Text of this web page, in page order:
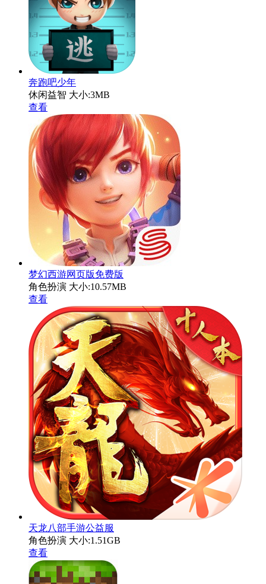
奔跑吧少年
休闲益智 大小:3MB
查看
梦幻西游网页版免费版
角色扮演 大小:10.57MB
查看
天龙八部手游公益服
角色扮演 大小:1.51GB
查看